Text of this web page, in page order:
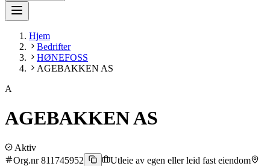
Hjem
Bedrifter
HØNEFOSS
AGEBAKKEN AS
A
AGEBAKKEN AS
Aktiv
Org.nr 811745952
Utleie av egen eller leid fast eiendom